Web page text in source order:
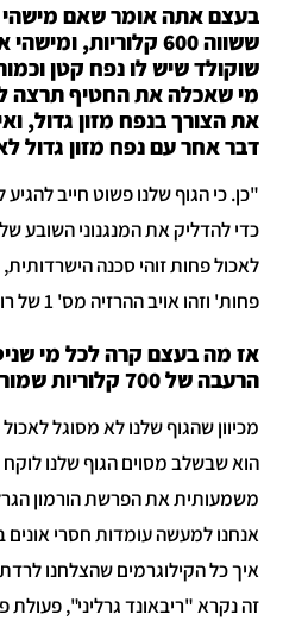
בעצם אתה אומר שאם מישהי
שוקולד שיש לו נפח קטן
מי שאכלה את החטיף תרצה
את הצורך בנפח מזון גדול,
דבר אחר עם נפח מזון גדול
"כן. כי הגוף שלנו פשוט חייב
כדי להדליק את המנגנוני השובע
לאכול פחות זוהי סכנה
פחות' וזהו אויב ההרזיה מס' 1 של רוב הנשים!".
אז מה בעצם קרה לכל מי
הרעבה של 700 קלוריות שמורכבת מפריכיות וקוטג'?
מכיוון שהגוף שלנו לא מסוגל
הוא שבשלב מסוים הגוף שלנו
משמעותית את הפרשת הורמון
אנחנו למעשה עומדות חסרי אונים
איך כל הקילוגרמים שהצלחנו
זה נקרא "ריבאונד גרליני", פעולת